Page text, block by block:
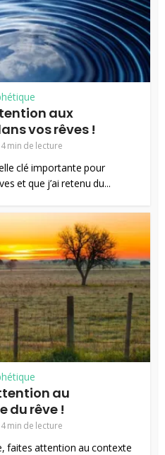
aux
vos rêves !
4 min de lecture
clé importante pour
et que j’ai retenu du...
au
du rêve !
4 min de lecture
faites attention au contexte